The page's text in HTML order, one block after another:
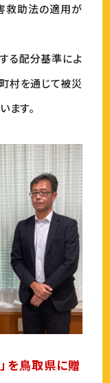
救助法の適用が
る配分基準によ
村を通じて被災
ます。
を鳥取県に贈